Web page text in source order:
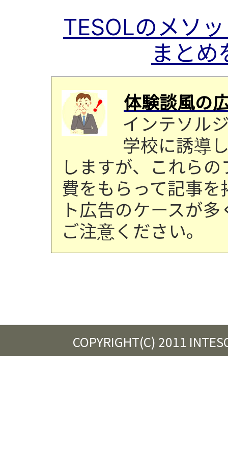
TESOLのメソ
まと
体験談風の
インテソル
学校に誘導
しますが、これら
費をもらって記事
ト広告のケースが
ご注意ください。
COPYRIGHT(C) 2011